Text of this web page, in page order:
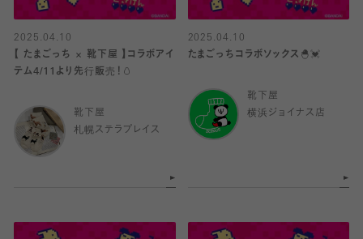
2025.04.10
【 たまごっち × 靴下屋 】コラボアイ
テム4/11より先行販売！🥚
靴下屋
札幌ステラプレイス
2025.04.10
たまごっちコラボソックス🐣💓
靴下屋
横浜ジョイナス店